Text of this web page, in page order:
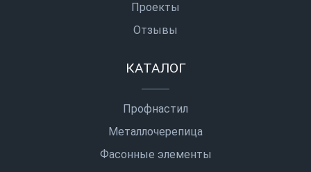
Проекты
Отзывы
КАТАЛОГ
Профнастил
Металлочерепица
Фасонные элементы